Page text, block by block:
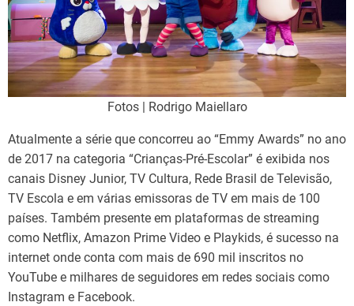
Fotos | Rodrigo Maiellaro
Atualmente a série que concorreu ao “Emmy Awards” no ano
de 2017 na categoria “Crianças-Pré-Escolar” é exibida nos
canais Disney Junior, TV Cultura, Rede Brasil de Televisão,
TV Escola e em várias emissoras de TV em mais de 100
países. Também presente em plataformas de streaming
como Netflix, Amazon Prime Video e Playkids, é sucesso na
internet onde conta com mais de 690 mil inscritos no
YouTube e milhares de seguidores em redes sociais como
Instagram e Facebook.